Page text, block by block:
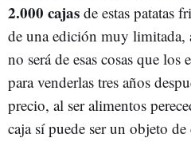
2.000 cajas de estas patatas
de una edición muy limitada,
no será de esas cosas que los
para venderlas tres años
precio, al ser alimentos
caja sí puede ser un objeto